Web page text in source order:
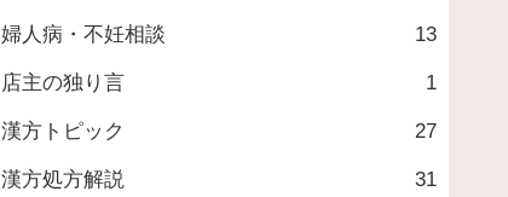
婦人病・不妊相談 13
店主の独り言 1
漢方トピック 27
漢方処方解説 31